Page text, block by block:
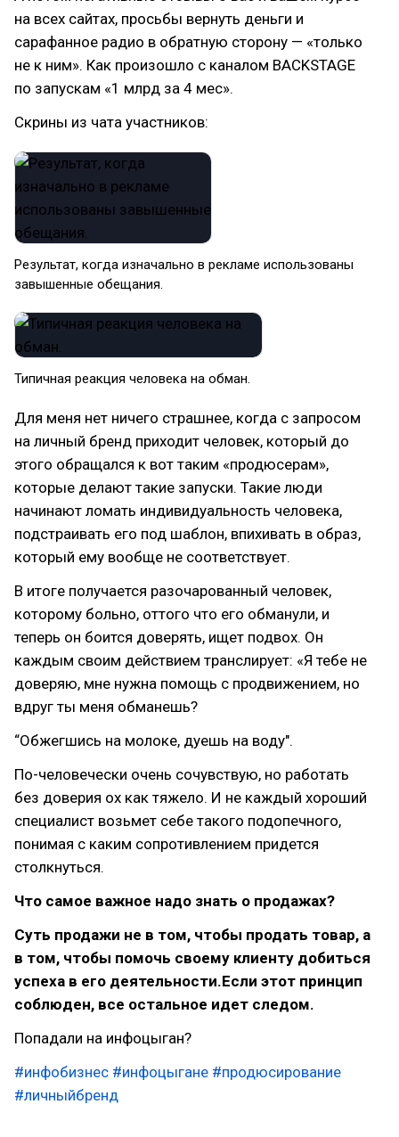
на всех сайтах, просьбы вернуть деньги и
сарафанное радио в обратную сторону — «только
не к ним». Как произошло с каналом BACKSTAGE
по запускам «1 млрд за 4 мес».
Скрины из чата участников:
Результат, когда изначально в рекламе использованы
завышенные обещания.
Типичная реакция человека на обман.
Для меня нет ничего страшнее, когда с запросом
на личный бренд приходит человек, который до
этого обращался к вот таким «продюсерам»,
которые делают такие запуски. Такие люди
начинают ломать индивидуальность человека,
подстраивать его под шаблон, впихивать в образ,
который ему вообще не соответствует.
В итоге получается разочарованный человек,
которому больно, оттого что его обманули, и
теперь он боится доверять, ищет подвох. Он
каждым своим действием транслирует: «Я тебе не
доверяю, мне нужна помощь с продвижением, но
вдруг ты меня обманешь?
“Обжегшись на молоке, дуешь на воду".
По-человечески очень сочувствую, но работать
без доверия ох как тяжело. И не каждый хороший
специалист возьмет себе такого подопечного,
понимая с каким сопротивлением придется
столкнуться.
Что самое важное надо знать о продажах?
Суть продажи не в том, чтобы продать товар, а
в том, чтобы помочь своему клиенту добиться
успеха в его деятельности.Если этот принцип
соблюден, все остальное идет следом.
Попадали на инфоцыган?
#инфобизнес #инфоцыгане #продюсирование
#личныйбренд